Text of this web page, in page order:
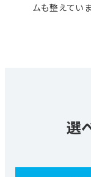
ムも整えていま
選